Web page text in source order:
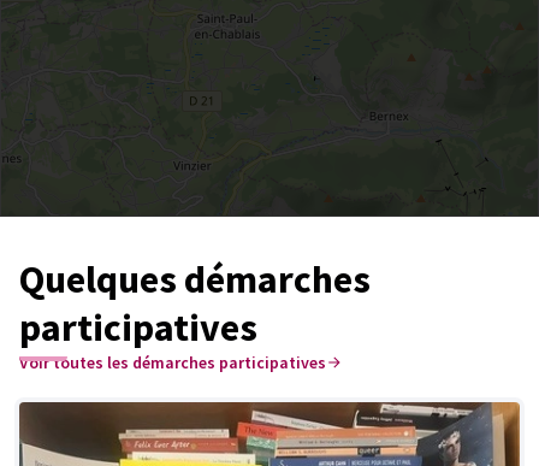
Quelques démarches
participatives
Voir toutes les démarches participatives